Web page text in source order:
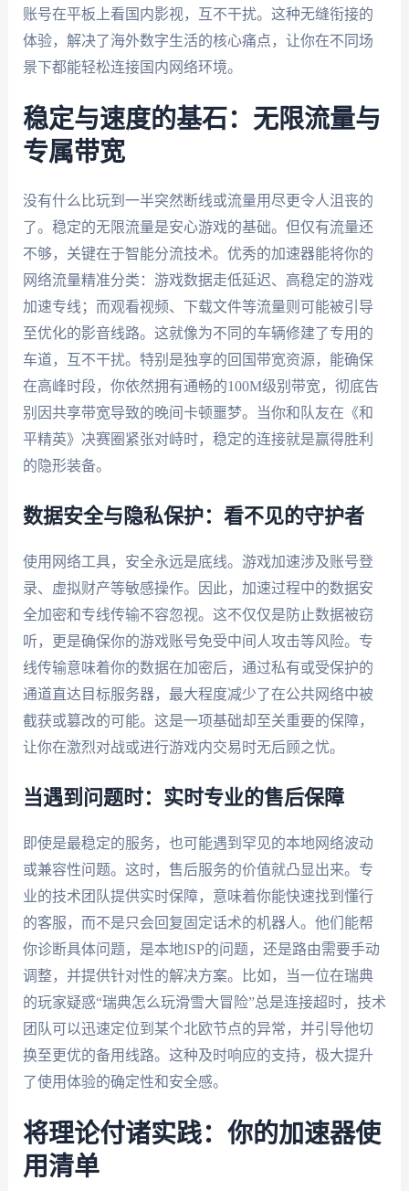
账号在平板上看国内影视，互不干扰。这种无缝衔接的
体验，解决了海外数字生活的核心痛点，让你在不同场
景下都能轻松连接国内网络环境。
稳定与速度的基石：无限流量与
专属带宽
没有什么比玩到一半突然断线或流量用尽更令人沮丧的
了。稳定的无限流量是安心游戏的基础。但仅有流量还
不够，关键在于智能分流技术。优秀的加速器能将你的
网络流量精准分类：游戏数据走低延迟、高稳定的游戏
加速专线；而观看视频、下载文件等流量则可能被引导
至优化的影音线路。这就像为不同的车辆修建了专用的
车道，互不干扰。特别是独享的回国带宽资源，能确保
在高峰时段，你依然拥有通畅的100M级别带宽，彻底告
别因共享带宽导致的晚间卡顿噩梦。当你和队友在《和
平精英》决赛圈紧张对峙时，稳定的连接就是赢得胜利
的隐形装备。
数据安全与隐私保护：看不见的守护者
使用网络工具，安全永远是底线。游戏加速涉及账号登
录、虚拟财产等敏感操作。因此，加速过程中的数据安
全加密和专线传输不容忽视。这不仅仅是防止数据被窃
听，更是确保你的游戏账号免受中间人攻击等风险。专
线传输意味着你的数据在加密后，通过私有或受保护的
通道直达目标服务器，最大程度减少了在公共网络中被
截获或篡改的可能。这是一项基础却至关重要的保障，
让你在激烈对战或进行游戏内交易时无后顾之忧。
当遇到问题时：实时专业的售后保障
即使是最稳定的服务，也可能遇到罕见的本地网络波动
或兼容性问题。这时，售后服务的价值就凸显出来。专
业的技术团队提供实时保障，意味着你能快速找到懂行
的客服，而不是只会回复固定话术的机器人。他们能帮
你诊断具体问题，是本地ISP的问题，还是路由需要手动
调整，并提供针对性的解决方案。比如，当一位在瑞典
的玩家疑惑“瑞典怎么玩滑雪大冒险”总是连接超时，技术
团队可以迅速定位到某个北欧节点的异常，并引导他切
换至更优的备用线路。这种及时响应的支持，极大提升
了使用体验的确定性和安全感。
将理论付诸实践：你的加速器使
用清单